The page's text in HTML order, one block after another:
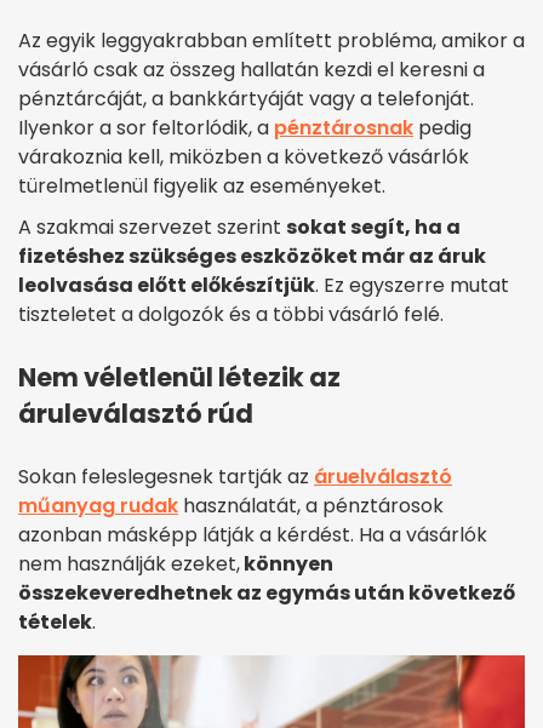
Az egyik leggyakrabban említett probléma, amikor a
vásárló csak az összeg hallatán kezdi el keresni a
pénztárcáját, a bankkártyáját vagy a telefonját.
Ilyenkor a sor feltorlódik, a pénztárosnak pedig
várakoznia kell, miközben a következő vásárlók
türelmetlenül figyelik az eseményeket.
A szakmai szervezet szerint sokat segít, ha a
fizetéshez szükséges eszközöket már az áruk
leolvasása előtt előkészítjük. Ez egyszerre mutat
tiszteletet a dolgozók és a többi vásárló felé.
Nem véletlenül létezik az
áruleválasztó rúd
Sokan feleslegesnek tartják az áruelválasztó
műanyag rudak használatát, a pénztárosok
azonban másképp látják a kérdést. Ha a vásárlók
nem használják ezeket,könnyen
összekeveredhetnek az egymás után következő
tételek.